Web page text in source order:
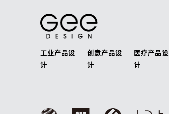
工业产品设
计
创意产品设
计
医疗产品设
计